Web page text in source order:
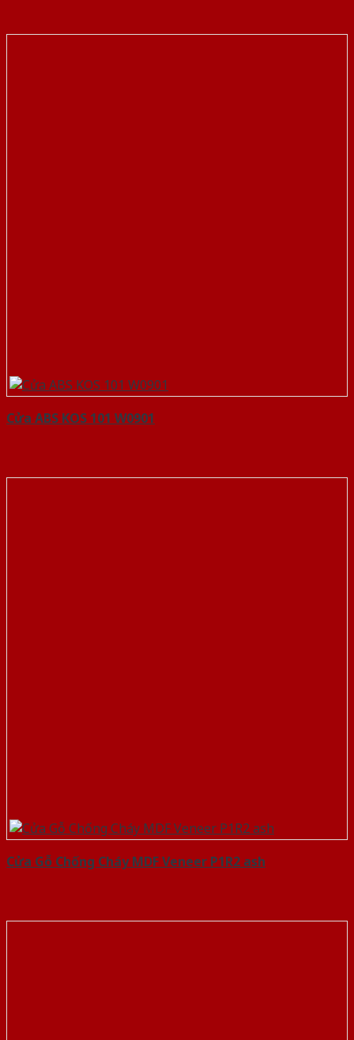
Cửa ABS KOS 101 W0901
Cửa Gỗ Chống Cháy MDF Veneer P1R2 ash